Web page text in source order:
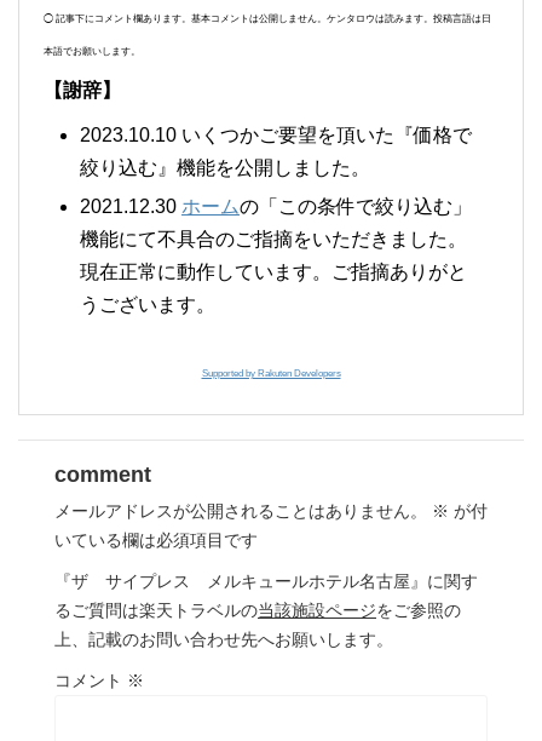
◯ 記事下にコメント欄あります。基本コメントは公開しません。ケンタロウは読みます。投稿言語は日
本語でお願いします。
【謝辞】
2023.10.10 いくつかご要望を頂いた『価格で
絞り込む』機能を公開しました。
2021.12.30 ホームの「この条件で絞り込む」
機能にて不具合のご指摘をいただきました。
現在正常に動作しています。ご指摘ありがと
うございます。
Supported by Rakuten Developers
comment
メールアドレスが公開されることはありません。 ※ が付
いている欄は必須項目です
『ザ サイプレス メルキュールホテル名古屋』に関す
るご質問は楽天トラベルの当該施設ページをご参照の
上、記載のお問い合わせ先へお願いします。
コメント ※